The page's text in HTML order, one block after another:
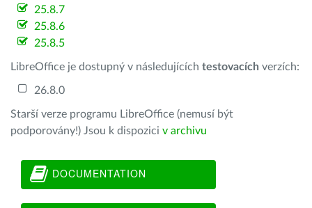
25.8.7
25.8.6
25.8.5
LibreOffice je dostupný v následujících testovacích verzích:
26.8.0
Starší verze programu LibreOffice (nemusí být
podporovány!) Jsou k dispozici v archivu
DOCUMENTATION